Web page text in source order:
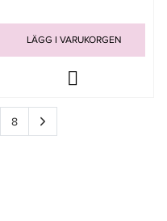
LÄGG I VARUKORGEN
Sida
8av 8